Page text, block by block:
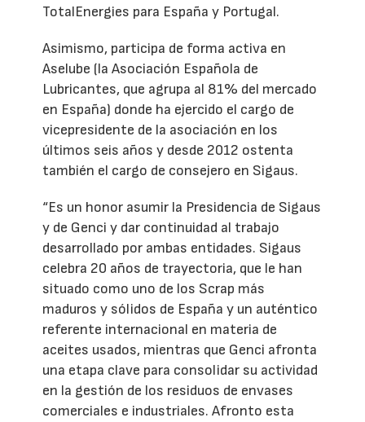
TotalEnergies para España y Portugal.
Asimismo, participa de forma activa en
Aselube (la Asociación Española de
Lubricantes, que agrupa al 81% del mercado
en España) donde ha ejercido el cargo de
vicepresidente de la asociación en los
últimos seis años y desde 2012 ostenta
también el cargo de consejero en Sigaus.
“Es un honor asumir la Presidencia de Sigaus
y de Genci y dar continuidad al trabajo
desarrollado por ambas entidades. Sigaus
celebra 20 años de trayectoria, que le han
situado como uno de los Scrap más
maduros y sólidos de España y un auténtico
referente internacional en materia de
aceites usados, mientras que Genci afronta
una etapa clave para consolidar su actividad
en la gestión de los residuos de envases
comerciales e industriales. Afronto esta